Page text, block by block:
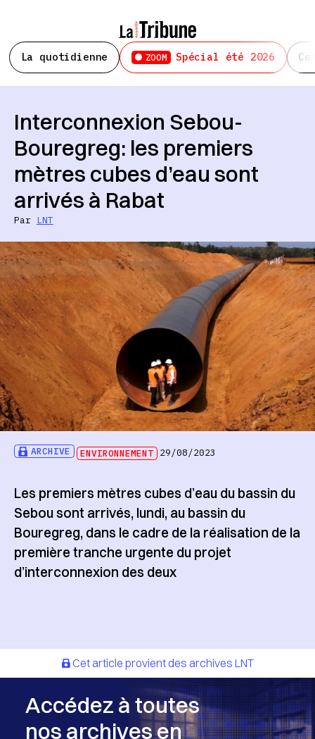
La quotidienne ZOOM Spécial été 2026
ARCHIVE ENVIRONNEMENT 29/08/2023
Interconnexion Sebou-
Bouregreg: les premiers
mètres cubes d’eau sont
arrivés à Rabat
Par LNT
Les premiers mètres cubes d’eau du bassin du
Sebou sont arrivés, lundi, au bassin du
Bouregreg, dans le cadre de la réalisation de la
première tranche urgente du projet
d’interconnexion des deux
Cet article provient des archives LNT
Accédez à toutes
nos archives en